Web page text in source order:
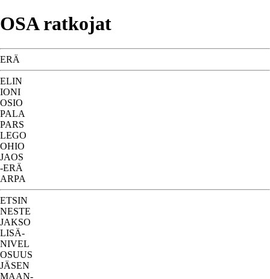
OSA ratkojat
ERÄ
ELIN
IONI
OSIO
PALA
PARS
LEGO
OHIO
JAOS
-ERÄ
ARPA
ETSIN
NESTE
JAKSO
LISÄ-
NIVEL
OSUUS
JÄSEN
MAAN-